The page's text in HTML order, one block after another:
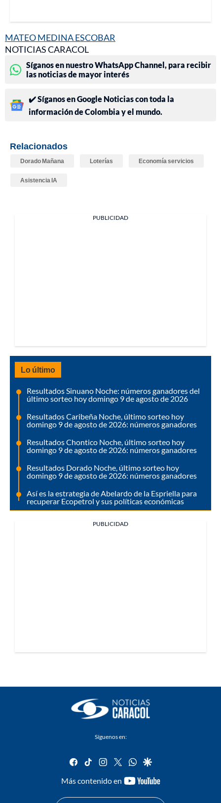
MATEO MEDINA ESCOBAR
NOTICIAS CARACOL
Síganos en nuestro WhatsApp Channel, para recibir
las noticias de mayor interés
✔️ Síganos en Google Noticias con toda la
información de Colombia y el mundo.
Relacionados
Dorado Mañana Loterías Economía servicios
Asistencia IA
PUBLICIDAD
Lo último
Resultados Sinuano Noche: números ganadores del
último sorteo hoy domingo 9 de agosto de 2026
Resultados Caribeña Noche, último sorteo hoy
domingo 9 de agosto de 2026: números ganadores
Resultados Chontico Noche, último sorteo hoy
domingo 9 de agosto de 2026: números ganadores
Resultados Dorado Noche, último sorteo hoy
domingo 9 de agosto de 2026: números ganadores
Así es la estrategia de Abelardo de la Espriella para
recuperar Ecopetrol y sus políticas económicas
PUBLICIDAD
Síguenos en:
facebook
tiktok instagram
twitterwhatsapp
google
Más contenido en
youtube-